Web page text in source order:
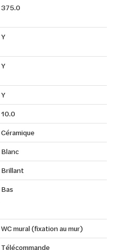
375.0
Y
Y
Y
10.0
Céramique
Blanc
Brillant
Bas
WC mural (fixation au mur)
Télécommande